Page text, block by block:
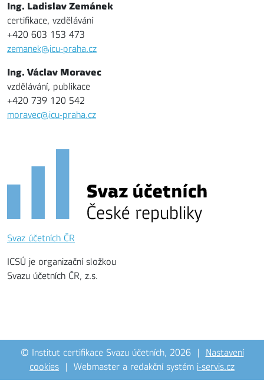
Ing. Ladislav Zemánek
certifikace, vzdělávání
+420 603 153 473
zemanek@icu-praha.cz
Ing. Václav Moravec
vzdělávání, publikace
+420 739 120 542
moravec@icu-praha.cz
Svaz účetních ČR
ICSÚ je organizační složkou
Svazu účetních ČR, z.s.
© Institut certifikace Svazu účetních, 2026 | Nastavení
cookies | Webmaster a redakční systém i-servis.cz